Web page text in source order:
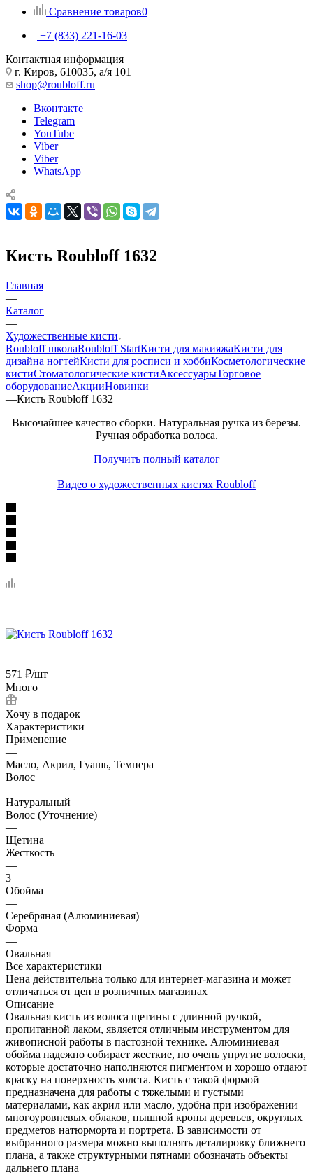
Сравнение товаров0
+7 (833) 221-16-03
Контактная информация
г. Киров, 610035, а/я 101
shop@roubloff.ru
Вконтакте
Telegram
YouTube
Viber
Viber
WhatsApp
Кисть Roubloff 1632
Главная
—
Каталог
—
Художественные кисти
Roubloff школаRoubloff StartКисти для макияжаКисти для
дизайна ногтейКисти для росписи и хоббиКосметологические
кистиСтоматологические кистиАксессуарыТорговое
оборудованиеАкцииНовинки
—Кисть Roubloff 1632
Высочайшее качество сборки. Натуральная ручка из березы.
Ручная обработка волоса.
Получить полный каталог
Видео о художественных кистях Roubloff
571 ₽/шт
Много
Хочу в подарок
Характеристики
Применение
—
Масло, Акрил, Гуашь, Темпера
Волос
—
Натуральный
Волос (Уточнение)
—
Щетина
Жесткость
—
3
Обойма
—
Серебряная (Алюминиевая)
Форма
—
Овальная
Все характеристики
Цена действительна только для интернет-магазина и может
отличаться от цен в розничных магазинах
Описание
Овальная кисть из волоса щетины с длинной ручкой,
пропитанной лаком, является отличным инструментом для
живописной работы в пастозной технике. Алюминиевая
обойма надежно собирает жесткие, но очень упругие волоски,
которые достаточно наполняются пигментом и хорошо отдают
краску на поверхность холста. Кисть с такой формой
предназначена для работы с тяжелыми и густыми
материалами, как акрил или масло, удобна при изображении
многоуровневых облаков, пышной кроны деревьев, округлых
предметов натюрморта и портрета. В зависимости от
выбранного размера можно выполнять деталировку ближнего
плана, а также структурными пятнами обозначать объекты
дальнего плана